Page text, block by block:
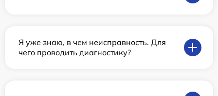
Я уже знаю, в чем неисправность. Для
чего проводить диагностику?